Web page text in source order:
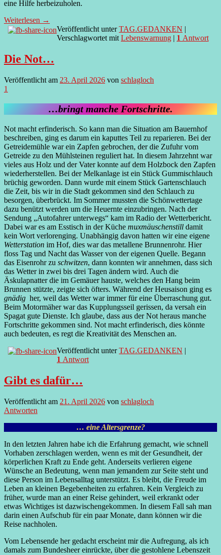
eine Hilfe herbeizuholen.
Weiterlesen →
Veröffentlicht unter TAG.GEDANKEN |
Verschlagwortet mit Lebenswarnung | 1 Antwort
Die Not…
Veröffentlicht am 23. April 2026 von schlagloch
1
…bringt manche Fortschritte.
Not macht erfinderisch. So kann man die Situation am Bauernhof
beschreiben, ging es darum ein kaputtes Teil zu reparieren. Bei der
Getreidemühle war ein Zapfen gebrochen, der die Zufuhr vom
Getreide zu den Mühlsteinen reguliert hat. In diesem Jahrzehnt war
vieles aus Holz und der Vater konnte auf dem Holzbock den Zapfen
wiederherstellen. Bei der Melkanlage ist ein Stück Gummischlauch
brüchig geworden. Dann wurde mit einem Stück Gartenschlauch
die Zeit, bis wir in die Stadt gekommen sind den Schlauch zu
besorgen, überbrückt. Im Sommer mussten die Schönwettertage
dazu benützt werden um die Heuernte einzubringen. Nach der
Sendung „Autofahrer unterwegs“ kam im Radio der Wetterbericht.
Dabei war es am Esstisch in der Küche muxmäuschenstill damit
kein Wort verlorenging. Unabhängig davon hatten wir eine eigene
Wetterstation im Hof, dies war das metallene Brunnenrohr. Hier
floss Tag und Nacht das Wasser von der eigenen Quelle. Begann
das Eisenrohr zu schwitzen, dann konnten wir annehmen, dass sich
das Wetter in zwei bis drei Tagen ändern wird. Auch die
Äskulapnatter die im Gemäuer hauste, welches den Hang beim
Brunnen stützte, zeigte sich öfters. Während der Heusaison ging es
gnädig her, weil das Wetter war immer für eine Überraschung gut.
Beim Motormäher war das Kupplungsseil gerissen, da versah ein
Spagat gute Dienste. Ich glaube, dass aus der Not heraus manche
Fortschritte gekommen sind. Not macht erfinderisch, dies könnte
auch bedeuten, es regt die Kreativität des Menschen an.
Veröffentlicht unter TAG.GEDANKEN |
1 Antwort
Gibt es dafür…
Veröffentlicht am 21. April 2026 von schlagloch
Antworten
… eine Altersgrenze?
In den letzten Jahren habe ich die Erfahrung gemacht, wie schnell
Vorhaben zerschlagen werden, wenn es mit der Gesundheit, der
körperlichen Kraft zu Ende geht. Anderseits verlieren eigene
Wünsche an Bedeutung, wenn man jemandem zur Seite steht und
diese Person im Lebensalltag unterstützt. Es bleibt, die Freude im
Leben an kleinen Begebenheiten zu erfahren. Kein Vergleich zu
früher, wurde man an einer Reise gehindert, weil erkrankt oder
etwas Wichtiges ist dazwischengekommen. In diesem Fall sah man
darin einen Aufschub für ein paar Monate, dann können wir die
Reise nachholen.
Vom Lebensende her gedacht erscheint mir die Aufregung, als ich
damals zum Bundesheer einrückte, über die gestohlene Lebenszeit